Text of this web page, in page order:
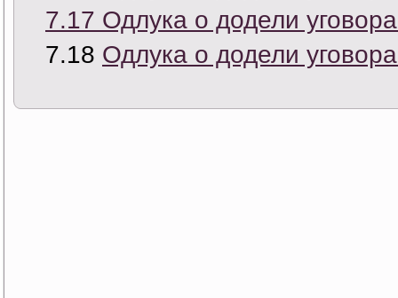
7.17 Одлука о додели
7.18 Одлука о додели